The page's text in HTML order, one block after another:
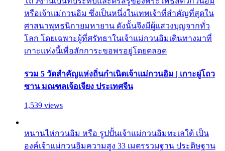
หรือเจ้าแม่กวนอิม ซึ่งเป็นหนึ่งในเทพเจ้าที่สำคัญที่สุดใน
ศาสนาพุทธนิกายมหายาน ดังนั้นจึงมีผู้แสวงบุญจากทั่ว
โลก โดยเฉพาะผู้ที่ศรัทธาในเจ้าแม่กวนอิมเดินทางมาที่
เกาะแห่งนี้เพื่อสักการะขอพรอยู่โดยตลอด
รวม 5 วัดสำคัญแห่งถิ่นกำเนิดเจ้าแม่กวนอิม | เกาะผู่โถว
ซาน มณฑลเจ้อเจียง ประเทศจีน
1,539 views
หนานไห่กวนอิม หรือ รูปปั้นเจ้าแม่กวนอิมทะเลใต้ เป็น
องค์เจ้าแม่กวนอิมความสูง 33 เมตรรวมฐาน ประดิษฐาน